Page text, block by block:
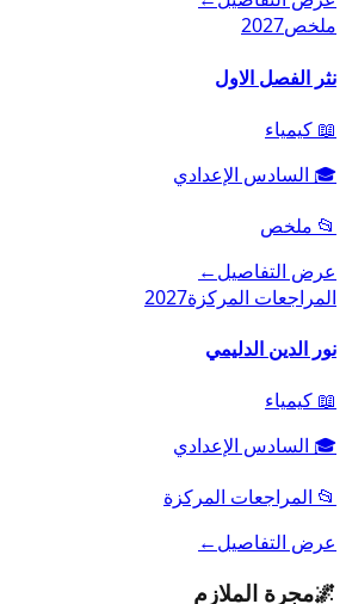
ملخص2027
نثر الفصل الاول
📖 كيمياء
🎓 السادس الإعدادي
📂 ملخص
عرض التفاصيل←
المراجعات المركزة2027
نور الدين الدليمي
📖 كيمياء
🎓 السادس الإعدادي
📂 المراجعات المركزة
عرض التفاصيل←
🌌مجرة الملازم